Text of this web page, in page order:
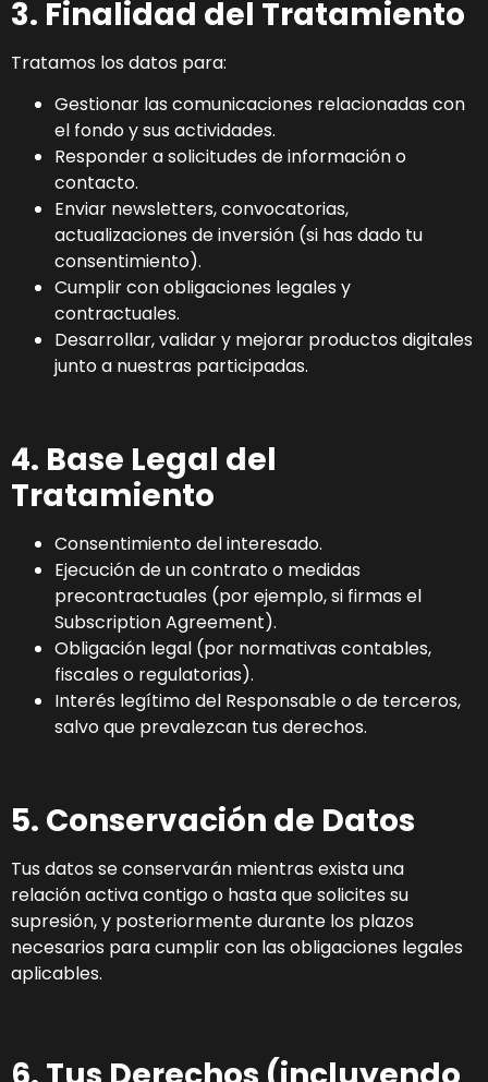
3. Finalidad del Tratamiento
Tratamos los datos para:
Gestionar las comunicaciones relacionadas con
el fondo y sus actividades.
Responder a solicitudes de información o
contacto.
Enviar newsletters, convocatorias,
actualizaciones de inversión (si has dado tu
consentimiento).
Cumplir con obligaciones legales y
contractuales.
Desarrollar, validar y mejorar productos digitales
junto a nuestras participadas.
4. Base Legal del
Tratamiento
Consentimiento del interesado.
Ejecución de un contrato o medidas
precontractuales (por ejemplo, si firmas el
Subscription Agreement).
Obligación legal (por normativas contables,
fiscales o regulatorias).
Interés legítimo del Responsable o de terceros,
salvo que prevalezcan tus derechos.
5. Conservación de Datos
Tus datos se conservarán mientras exista una
relación activa contigo o hasta que solicites su
supresión, y posteriormente durante los plazos
necesarios para cumplir con las obligaciones legales
aplicables.